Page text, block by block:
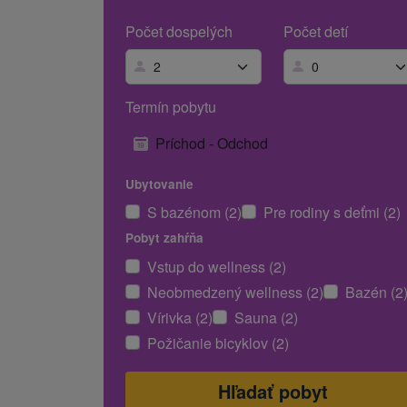
Počet dospelých
Počet detí
Termín pobytu
Príchod - Odchod
Ubytovanie
S bazénom (2) Pre rodiny s deťmi (2)
Pobyt zahŕňa
Vstup do wellness (2)
Neobmedzený wellness (2)
Bazén (2)
Vírivka (2)
Sauna (2)
Požičanie bicyklov (2)